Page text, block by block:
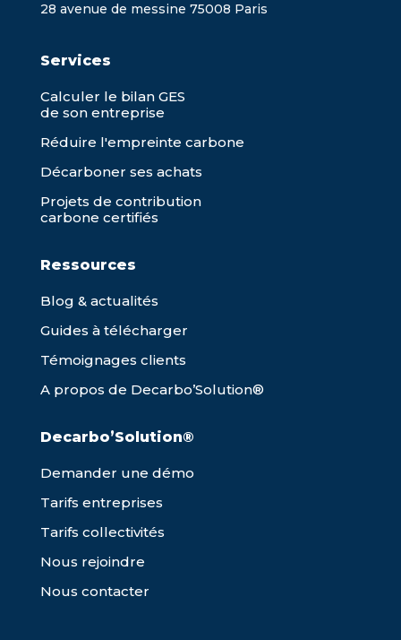
28 avenue de messine 75008 Paris
Services
Calculer le bilan GES
de son entreprise
Réduire l'empreinte carbone
Décarboner ses achats
Projets de contribution
carbone certifiés
Ressources
Blog & actualités
Guides à télécharger
Témoignages clients
A propos de Decarbo’Solution®
Decarbo’Solution®
Demander une démo
Tarifs entreprises
Tarifs collectivités
Nous rejoindre
Nous contacter